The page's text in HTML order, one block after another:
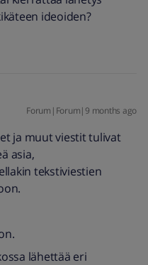
ideoiden?
Forum|Forum|9 months ago
ja muut viestit tulivat
asia,
tekstiviestien
lähettää eri